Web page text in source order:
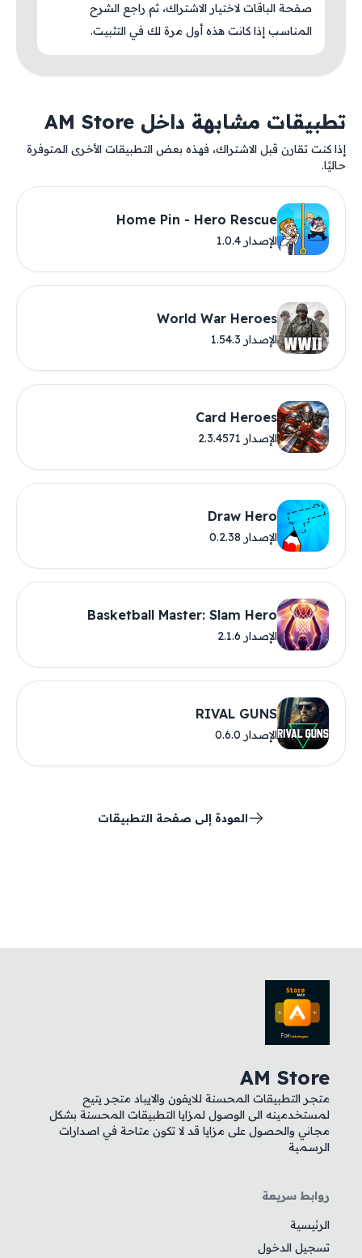
صفحة الباقات لاختيار الاشتراك، ثم راجع الشرح
المناسب إذا كانت هذه أول مرة لك في التثبيت.
تطبيقات مشابهة داخل AM Store
إذا كنت تقارن قبل الاشتراك، فهذه بعض التطبيقات الأخرى المتوفرة
حاليًا.
Home Pin - Hero Rescue
الإصدار 1.0.4
World War Heroes
الإصدار 1.54.3
Card Heroes
الإصدار 2.3.4571
Draw Hero
الإصدار 0.2.38
Basketball Master: Slam Hero
الإصدار 2.1.6
RIVAL GUNS
الإصدار 0.6.0
العودة إلى صفحة التطبيقات
AM Store
متجر التطبيقات المحسنة للايفون والايباد متجر يتيح
لمستخدمينه الى الوصول لمزايا التطبيقات المحسنة بشكل
مجاني والحصول على مزايا قد لا تكون متاحة في اصدارات
الرسمية
روابط سريعة
الرئيسية
تسجيل الدخول